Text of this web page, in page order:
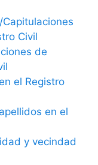
Civil
de
el Registro
en el
y vecindad